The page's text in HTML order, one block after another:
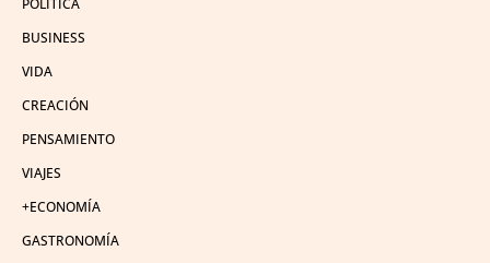
BUSINESS
VIDA
CREACIÓN
PENSAMIENTO
VIAJES
+ECONOMÍA
GASTRONOMÍA